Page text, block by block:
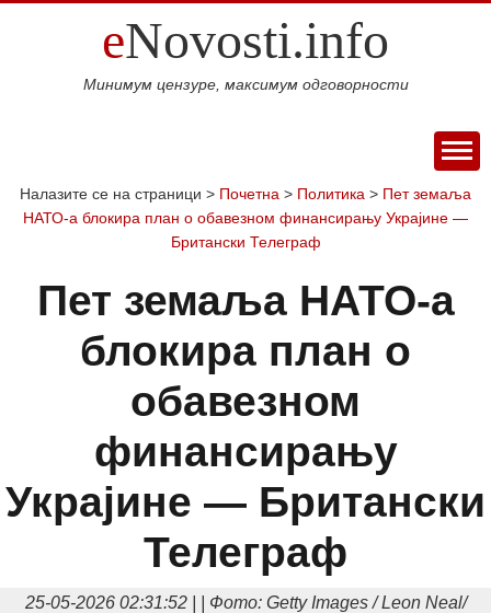
eNovosti.info
Минимум цензуре, максимум одговорности
ПОЧЕТНА
ВИЈЕСТИ
Свијет
Балкан
Србија
Република
Српска
Хроника
Фудбал
Кошарка
Аутомото
МАГАЗИН
Занимљивости
технологија
Образовање
Аутомобили
Некретнине
ДРУШТВО
Интервју
КОЛУМНЕ
О НАМА
Налазите се на страници > Почетна > Политика > Пет земаља
НАТО-а блокира план о обавезном финансирању Украјине —
Британски Телеграф
Пет земаља НАТО-а
блокира план о
обавезном
финансирању
Украјине — Британски
Телеграф
25-05-2026 02:31:52 | | Фото: Getty Images / Leon Neal/